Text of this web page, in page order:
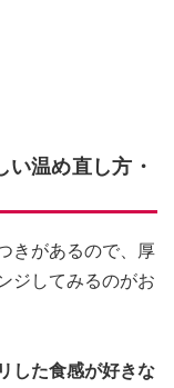
温め直し方・
きがあるので、厚
ジしてみるのがお
した食感が好きな